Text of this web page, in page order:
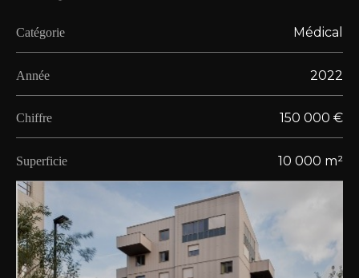
Catégorie Médical
Année 2022
Chiffre 150 000 €
Superficie 10 000 m²